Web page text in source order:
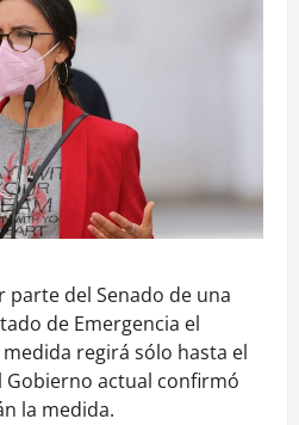
del Senado de una
de Emergencia el
regirá sólo hasta el
Gobierno actual confirmó
la medida.